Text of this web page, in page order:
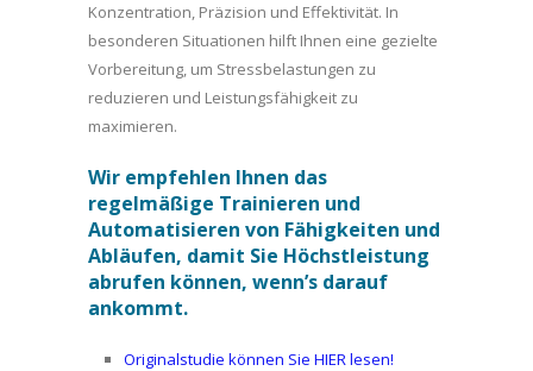
Konzentration, Präzision und Effektivität. In
besonderen Situationen hilft Ihnen eine gezielte
Vorbereitung, um Stressbelastungen zu
reduzieren und Leistungsfähigkeit zu
maximieren.
Wir empfehlen Ihnen das
regelmäßige Trainieren und
Automatisieren von Fähigkeiten und
Abläufen, damit Sie Höchstleistung
abrufen können, wenn’s darauf
ankommt.
Originalstudie können Sie HIER lesen!